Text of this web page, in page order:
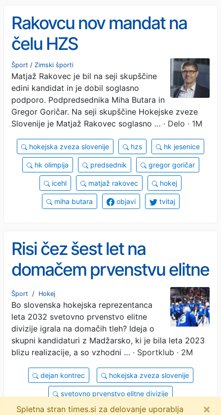
Rakovcu nov mandat na
čelu HZS
Šport / Zimski športi
Matjaž Rakovec je bil na seji skupščine
edini kandidat in je dobil soglasno
podporo. Podpredsednika Miha Butara in
Gregor Goričar. Na seji skupščine Hokejske zveze
Slovenije je Matjaž Rakovec soglasno … · Delo · 1M
hokejska zveza slovenije hzs hk jesenice
hk olimpija predsednik gregor goričar
icehl matjaž rakovec hokej
miha butara objavi tvitaj
Risi čez šest let na
domačem prvenstvu elitne
divizije?
Šport / Hokej
Bo slovenska hokejska reprezentanca
leta 2032 svetovno prvenstvo elitne
divizije igrala na domačih tleh? Ideja o
skupni kandidaturi z Madžarsko, ki je bila leta 2023
blizu realizacije, a so vzhodni … · Sportklub · 2M
dejan kontrec hokejska zveza slovenije
svetovno prvenstvo elitne divizije
mednarodna hokejska zveza intervju
Spletna stran times.si za delovanje uporablja ×